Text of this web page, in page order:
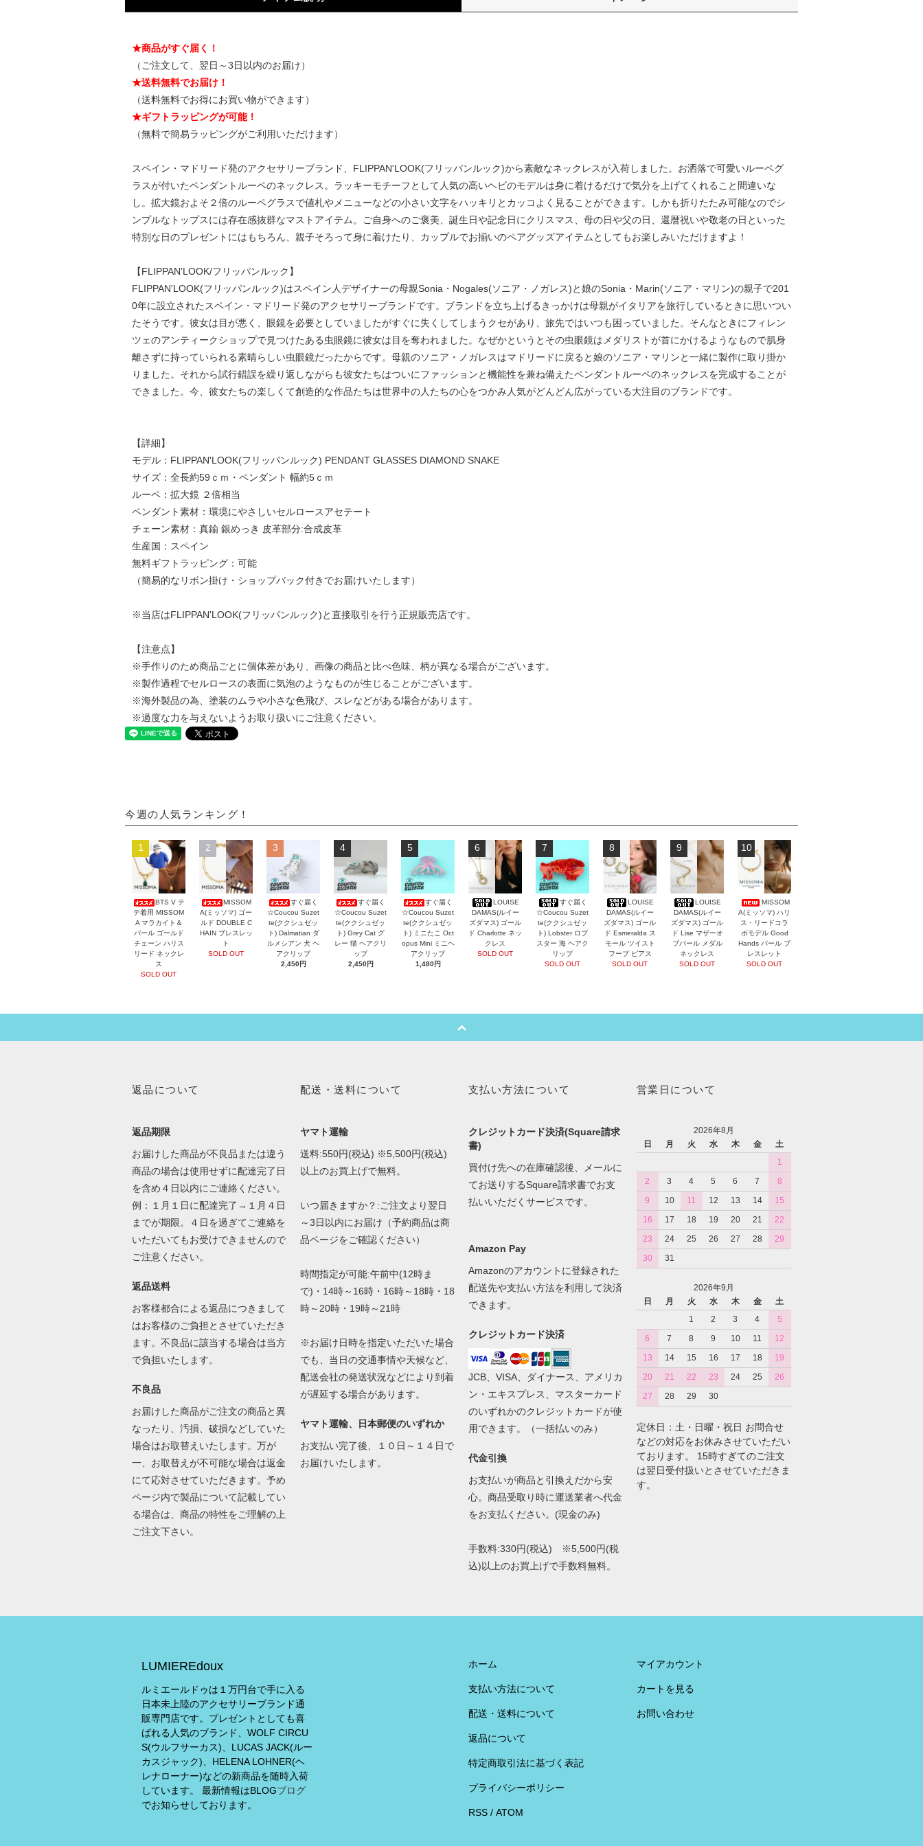
★商品がすぐ届く！
（ご注文して、翌日～3日以内のお届け）
★送料無料でお届け！
（送料無料でお得にお買い物ができます）
★ギフトラッピングが可能！
（無料で簡易ラッピングがご利用いただけます）
スペイン・マドリード発のアクセサリーブランド、FLIPPAN'LOOK(フリッパンルック)から素敵なネックレスが入荷しました。お洒落で可愛いルーペグ
ラスが付いたペンダントルーペのネックレス。ラッキーモチーフとして人気の高いヘビのモデルは身に着けるだけで気分を上げてくれること間違いな
し。拡大鏡およそ２倍のルーペグラスで値札やメニューなどの小さい文字をハッキリとカッコよく見ることができます。しかも折りたたみ可能なのでシ
ンプルなトップスには存在感抜群なマストアイテム。ご自身へのご褒美、誕生日や記念日にクリスマス、母の日や父の日、還暦祝いや敬老の日といった
特別な日のプレゼントにはもちろん、親子そろって身に着けたり、カップルでお揃いのペアグッズアイテムとしてもお楽しみいただけますよ！
【FLIPPAN'LOOK/フリッパンルック】
FLIPPAN'LOOK(フリッパンルック)はスペイン人デザイナーの母親Sonia・Nogales(ソニア・ノガレス)と娘のSonia・Marin(ソニア・マリン)の親子で201
0年に設立されたスペイン・マドリード発のアクセサリーブランドです。ブランドを立ち上げるきっかけは母親がイタリアを旅行しているときに思いつい
たそうです。彼女は目が悪く、眼鏡を必要としていましたがすぐに失くしてしまうクセがあり、旅先ではいつも困っていました。そんなときにフィレン
ツェのアンティークショップで見つけたある虫眼鏡に彼女は目を奪われました。なぜかというとその虫眼鏡はメダリストが首にかけるようなもので肌身
離さずに持っていられる素晴らしい虫眼鏡だったからです。母親のソニア・ノガレスはマドリードに戻ると娘のソニア・マリンと一緒に製作に取り掛か
りました。それから試行錯誤を繰り返しながらも彼女たちはついにファッションと機能性を兼ね備えたペンダントルーペのネックレスを完成することが
できました。今、彼女たちの楽しくて創造的な作品たちは世界中の人たちの心をつかみ人気がどんどん広がっている大注目のブランドです。
【詳細】
モデル：FLIPPAN'LOOK(フリッパンルック) PENDANT GLASSES DIAMOND SNAKE
サイズ：全長約59ｃｍ・ペンダント 幅約5ｃｍ
ルーペ：拡大鏡 ２倍相当
ペンダント素材：環境にやさしいセルロースアセテート
チェーン素材：真鍮 銀めっき 皮革部分:合成皮革
生産国：スペイン
無料ギフトラッピング：可能
（簡易的なリボン掛け・ショップバック付きでお届けいたします）
※当店はFLIPPAN'LOOK(フリッパンルック)と直接取引を行う正規販売店です。
【注意点】
※手作りのため商品ごとに個体差があり、画像の商品と比べ色味、柄が異なる場合がございます。
※製作過程でセルロースの表面に気泡のようなものが生じることがございます。
※海外製品の為、塗装のムラや小さな色飛び、スレなどがある場合があります。
※過度な力を与えないようお取り扱いにご注意ください。
今週の人気ランキング！
1
BTS V テ
テ着用 MISSOM
A マラカイト＆
パール ゴールド
チェーン ハリス
リード ネックレ
ス
SOLD OUT
2
MISSOM
A(ミッソマ) ゴー
ルド DOUBLE C
HAIN ブレスレッ
ト
SOLD OUT
3
すぐ届く
☆Coucou Suzet
te(ククシュゼッ
ト) Dalmatian ダ
ルメシアン 犬 ヘ
アクリップ
2,450円
4
すぐ届く
☆Coucou Suzet
te(ククシュゼッ
ト) Grey Cat グ
レー 猫 ヘアクリ
ップ
2,450円
5
すぐ届く
☆Coucou Suzet
te(ククシュゼッ
ト) ミニたこ Oct
opus Mini ミニヘ
アクリップ
1,480円
6
LOUISE
DAMAS(ルイー
ズダマス) ゴール
ド Charlotte ネッ
クレス
SOLD OUT
7
すぐ届く
☆Coucou Suzet
te(ククシュゼッ
ト) Lobster ロブ
スター 海 ヘアク
リップ
SOLD OUT
8
LOUISE
DAMAS(ルイー
ズダマス) ゴール
ド Esmeralda ス
モール ツイスト
フープ ピアス
SOLD OUT
9
LOUISE
DAMAS(ルイー
ズダマス) ゴール
ド Lise マザーオ
ブパール メダル
ネックレス
SOLD OUT
10
MISSOM
A(ミッソマ) ハリ
ス・リードコラ
ボモデル Good
Hands パール ブ
レスレット
SOLD OUT
返品について
返品期限
お届けした商品が不良品または違う
商品の場合は使用せずに配達完了日
を含め４日以内にご連絡ください。
例：１月１日に配達完了→１月４日
までが期限。４日を過ぎてご連絡を
いただいてもお受けできませんので
ご注意ください。
返品送料
お客様都合による返品につきまして
はお客様のご負担とさせていただき
ます。不良品に該当する場合は当方
で負担いたします。
不良品
お届けした商品がご注文の商品と異
なったり、汚損、破損などしていた
場合はお取替えいたします。万が
一、お取替えが不可能な場合は返金
にて応対させていただきます。予め
ページ内で製品について記載してい
る場合は、商品の特性をご理解の上
ご注文下さい。
配送・送料について
ヤマト運輸
送料:550円(税込) ※5,500円(税込)
以上のお買上げで無料。
いつ届きますか？:ご注文より翌日
～3日以内にお届け（予約商品は商
品ページをご確認ください）
時間指定が可能:午前中(12時ま
で)・14時～16時・16時～18時・18
時～20時・19時～21時
※お届け日時を指定いただいた場合
でも、当日の交通事情や天候など、
配送会社の発送状況などにより到着
が遅延する場合があります。
ヤマト運輸、日本郵便のいずれか
お支払い完了後、１０日～１４日で
お届けいたします。
支払い方法について
クレジットカード決済(Square請求
書)
買付け先への在庫確認後、メールに
てお送りするSquare請求書でお支
払いいただくサービスです。
Amazon Pay
Amazonのアカウントに登録された
配送先や支払い方法を利用して決済
できます。
クレジットカード決済
JCB、VISA、ダイナース、アメリカ
ン・エキスプレス、マスターカード
のいずれかのクレジットカードが使
用できます。（一括払いのみ）
代金引換
お支払いが商品と引換えだから安
心。商品受取り時に運送業者へ代金
をお支払ください。(現金のみ)
手数料:330円(税込) ※5,500円(税
込)以上のお買上げで手数料無料。
営業日について
2026年8月
日
月 火 水 木 金
土
1
2
3 4 5 6 7
8
9
10 11 12 13 14
15
16
17 18 19 20 21
22
23
24 25 26 27 28
29
30
31
2026年9月
日
月 火 水 木 金
土
1
2 3 4
5
6
7 8 9 10 11
12
13
14 15 16 17 18
19
20
21 22 23 24 25
26
27
28 29 30
定休日：土・日曜・祝日 お問合せ
などの対応をお休みさせていただい
ております。 15時すぎてのご注文
は翌日受付扱いとさせていただきま
す。
LUMIEREdoux
ルミエールドゥは１万円台で手に入る
日本未上陸のアクセサリーブランド通
販専門店です。プレゼントとしても喜
ばれる人気のブランド、WOLF CIRCU
S(ウルフサーカス)、LUCAS JACK(ルー
カスジャック)、HELENA LOHNER(ヘ
レナローナー)などの新商品を随時入荷
しています。 最新情報はBLOGブログ
でお知らせしております。
ホーム
支払い方法について
配送・送料について
返品について
特定商取引法に基づく表記
プライバシーポリシー
RSS/ ATOM
マイアカウント
カートを見る
お問い合わせ